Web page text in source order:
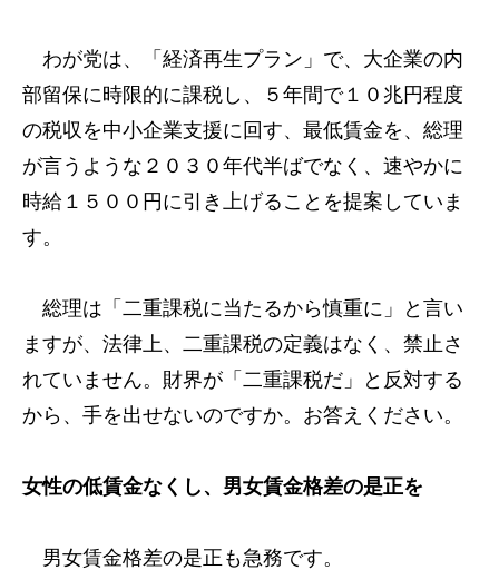
わが党は、「経済再生プラン」で、大企業の内
部留保に時限的に課税し、５年間で１０兆円程度
の税収を中小企業支援に回す、最低賃金を、総理
が言うような２０３０年代半ばでなく、速やかに
時給１５００円に引き上げることを提案していま
す。
総理は「二重課税に当たるから慎重に」と言い
ますが、法律上、二重課税の定義はなく、禁止さ
れていません。財界が「二重課税だ」と反対する
から、手を出せないのですか。お答えください。
女性の低賃金なくし、男女賃金格差の是正を
男女賃金格差の是正も急務です。